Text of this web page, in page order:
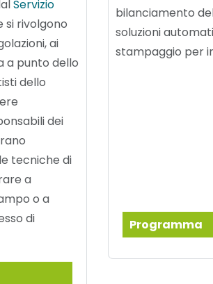
Servizio
si rivolgono
ai
a punto dello
dello
dei
tecniche di
a
o a
di
bilanciamento
soluzioni
stampaggio per
Programma